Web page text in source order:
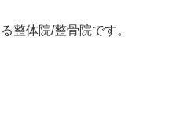
整体院/整骨院です。